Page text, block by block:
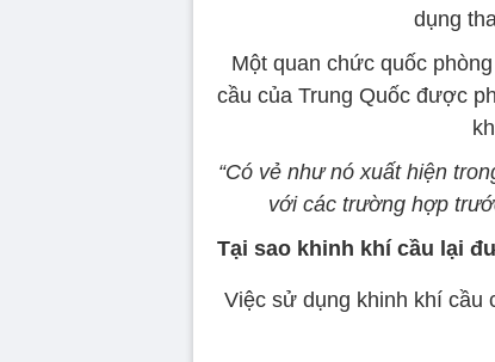
dụng
Một quan chức quốc
cầu của Trung Quốc được
“Có vẻ như nó xuất hiện
với các trường hợp
Tại sao khinh khí cầu lại
Việc sử dụng khinh khí cầu